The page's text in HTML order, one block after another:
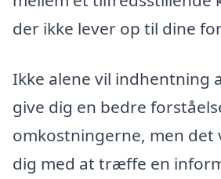
der ikke lever op til dine
Ikke alene vil indhentning
give dig en bedre
omkostningerne, men det
dig med at træffe en